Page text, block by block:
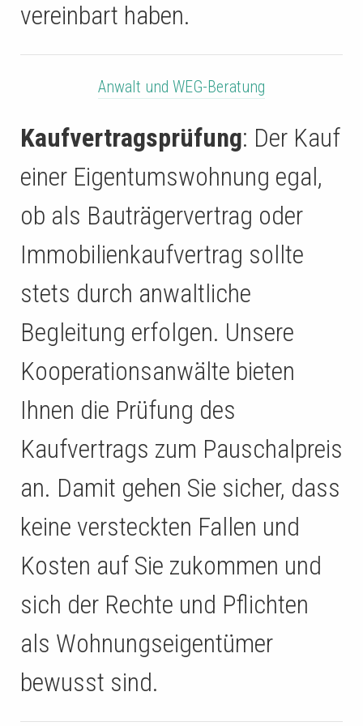
vereinbart haben.
Anwalt und WEG-Beratung
Kaufvertragsprüfung: Der Kauf
einer Eigentumswohnung egal,
ob als Bauträgervertrag oder
Immobilienkaufvertrag sollte
stets durch anwaltliche
Begleitung erfolgen. Unsere
Kooperationsanwälte bieten
Ihnen die Prüfung des
Kaufvertrags zum Pauschalpreis
an. Damit gehen Sie sicher, dass
keine versteckten Fallen und
Kosten auf Sie zukommen und
sich der Rechte und Pflichten
als Wohnungseigentümer
bewusst sind.